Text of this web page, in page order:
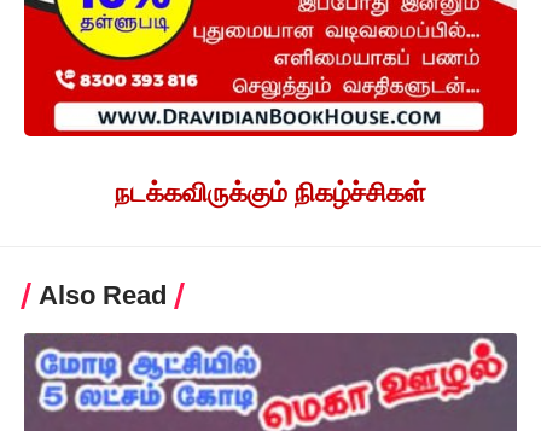
நடக்கவிருக்கும் நிகழ்ச்சிகள்
Also Read